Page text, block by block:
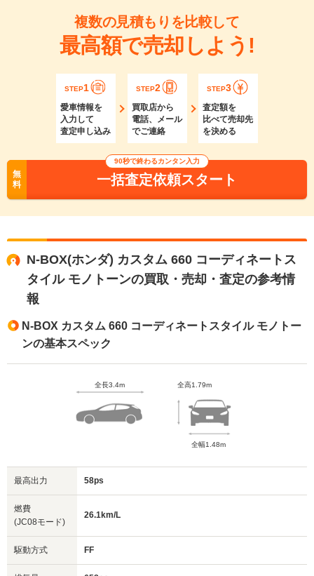
複数の見積もりを比較して
最高額で売却しよう!
STEP1
愛車情報を
入力して
査定申し込み
STEP2
買取店から
電話、メール
でご連絡
STEP3
査定額を
比べて売却先
を決める
無
料
90秒で終わるカンタン入力
一括査定依頼スタート
N-BOX(ホンダ) カスタム 660 コーディネートス
タイル モノトーンの買取・売却・査定の参考情
報
N-BOX カスタム 660 コーディネートスタイル モノトー
ンの基本スペック
全長3.4m 全高1.79m
全幅1.48m
最高出力 58ps
燃費
(JC08モード)
26.1km/L
駆動方式 FF